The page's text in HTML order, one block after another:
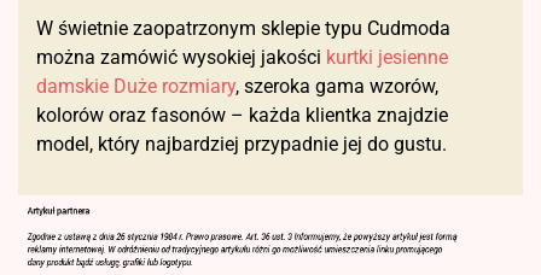
W świetnie zaopatrzonym sklepie typu Cudmoda
można zamówić wysokiej jakości kurtki jesienne
damskie Duże rozmiary, szeroka gama wzorów,
kolorów oraz fasonów – każda klientka znajdzie
model, który najbardziej przypadnie jej do gustu.